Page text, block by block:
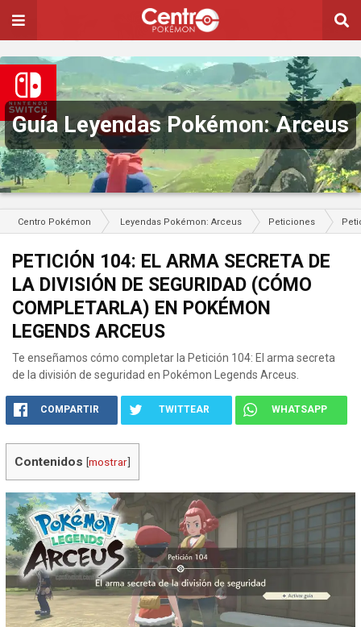
Guía Leyendas Pokémon: Arceus
Centro Pokémon Leyendas Pokémon: Arceus Peticiones
PETICIÓN 104: EL ARMA SECRETA DE
LA DIVISIÓN DE SEGURIDAD (CÓMO
COMPLETARLA) EN POKÉMON
LEGENDS ARCEUS
Te enseñamos cómo completar la Petición 104: El arma secreta
de la división de seguridad en Pokémon Legends Arceus.
COMPARTIR TWITTEAR WHATSAPP
Contenidos [mostrar]